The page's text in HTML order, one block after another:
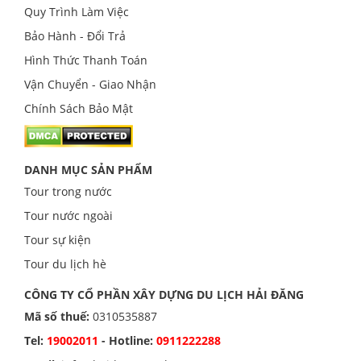
Quy Trình Làm Việc
Bảo Hành - Đổi Trả
Hình Thức Thanh Toán
Vận Chuyển - Giao Nhận
Chính Sách Bảo Mật
DANH MỤC SẢN PHẨM
Tour trong nước
Tour nước ngoài
Tour sự kiện
Tour du lịch hè
CÔNG TY CỔ PHẦN XÂY DỰNG DU LỊCH HẢI ĐĂNG
Mã số thuế: 0310535887
Tel: 19002011 - Hotline: 0911222288